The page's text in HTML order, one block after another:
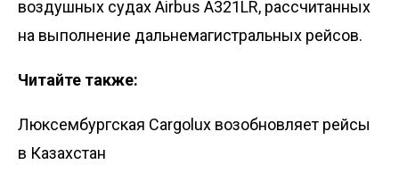
воздушных судах Airbus A321LR, рассчитанных
на выполнение дальнемагистральных рейсов.
Читайте также:
Люксембургская Cargolux возобновляет рейсы
в Казахстан